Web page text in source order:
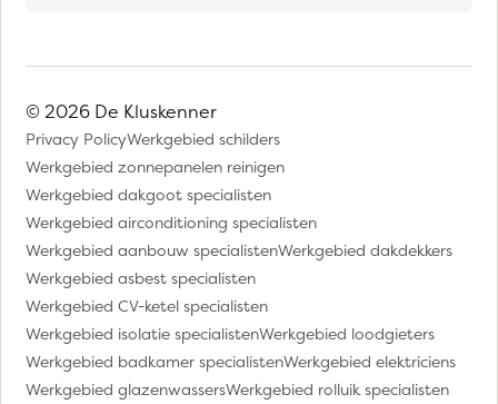
© 2026 De Kluskenner
Privacy PolicyWerkgebied schilders
Werkgebied zonnepanelen reinigen
Werkgebied dakgoot specialisten
Werkgebied airconditioning specialisten
Werkgebied aanbouw specialistenWerkgebied dakdekkers
Werkgebied asbest specialisten
Werkgebied CV-ketel specialisten
Werkgebied isolatie specialistenWerkgebied loodgieters
Werkgebied badkamer specialistenWerkgebied elektriciens
Werkgebied glazenwassersWerkgebied rolluik specialisten